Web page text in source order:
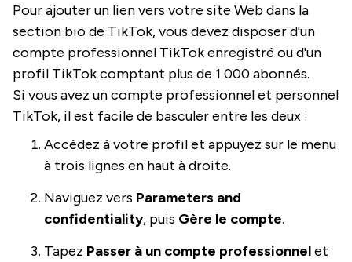
Pour ajouter un lien vers votre site Web dans la
section bio de TikTok, vous devez disposer d'un
compte professionnel TikTok enregistré ou d'un
profil TikTok comptant plus de 1 000 abonnés.
Si vous avez un compte professionnel et personnel
TikTok, il est facile de basculer entre les deux :
Accédez à votre profil et appuyez sur le menu
à trois lignes en haut à droite.
Naviguez vers Parameters and
confidentiality, puis Gère le compte.
Tapez Passer à un compte professionnelet